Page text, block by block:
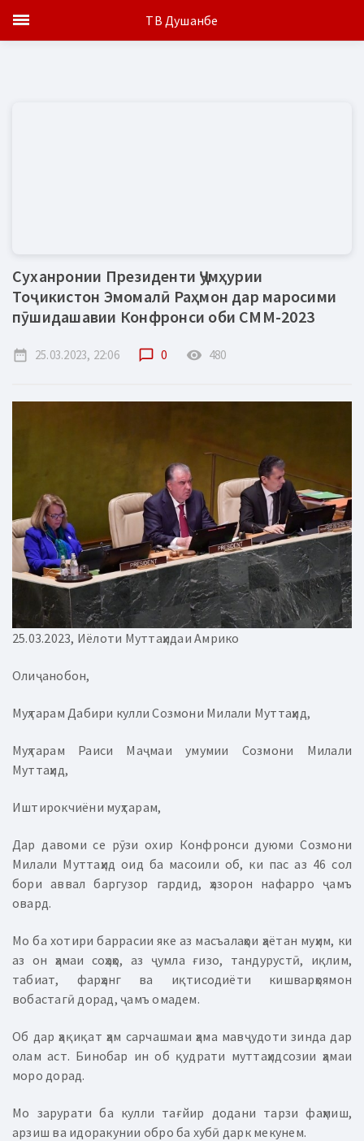
Суханронии Президенти Ҷумҳурии
Тоҷикистон Эмомалӣ Раҳмон дар маросими
пӯшидашавии Конфронси оби СММ-2023
date_range 25.03.2023, 22:06 chat_bubble_outline 0 remove_red_eye 480
25.03.2023, Иёлоти Муттаҳидаи Амрико
Олиҷанобон,
Муҳтарам Дабири кулли Созмони Милали Муттаҳид,
Муҳтарам Раиси Маҷмаи умумии Созмони Милали
Муттаҳид,
Иштирокчиёни муҳтарам,
Дар давоми се рӯзи охир Конфронси дуюми Созмони
Милали Муттаҳид оид ба масоили об, ки пас аз 46 сол
бори аввал баргузор гардид, ҳазорон нафарро ҷамъ
овард.
Мо ба хотири баррасии яке аз масъалаҳои ҳаётан муҳим, ки
аз он ҳамаи соҳаҳо, аз ҷумла ғизо, тандурустӣ, иқлим,
табиат, фарҳанг ва иқтисодиёти кишварҳоямон
вобастагӣ дорад, ҷамъ омадем.
Об дар ҳақиқат ҳам сарчашмаи ҳама мавҷудоти зинда дар
олам аст. Бинобар ин об қудрати муттаҳидсозии ҳамаи
моро дорад.
Мо зарурати ба кулли тағйир додани тарзи фаҳмиш,
арзиш ва идоракунии обро ба хубӣ дарк мекунем.
ТВ Душанбе